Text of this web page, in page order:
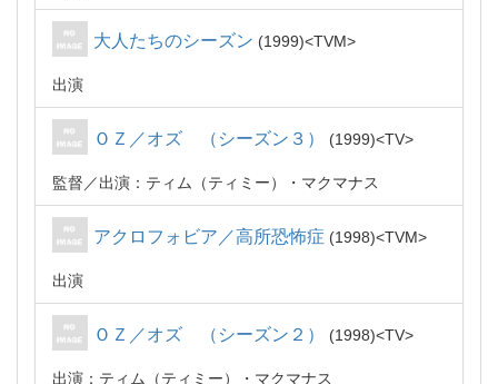
大人たちのシーズン 1999 TVM
出演
ＯＺ／オズ （シーズン３） 1999 TV
監督 出演：ティム（ティミー）・マクマナス
アクロフォビア／高所恐怖症 1998 TVM
出演
ＯＺ／オズ （シーズン２） 1998 TV
出演：ティム（ティミー）・マクマナス